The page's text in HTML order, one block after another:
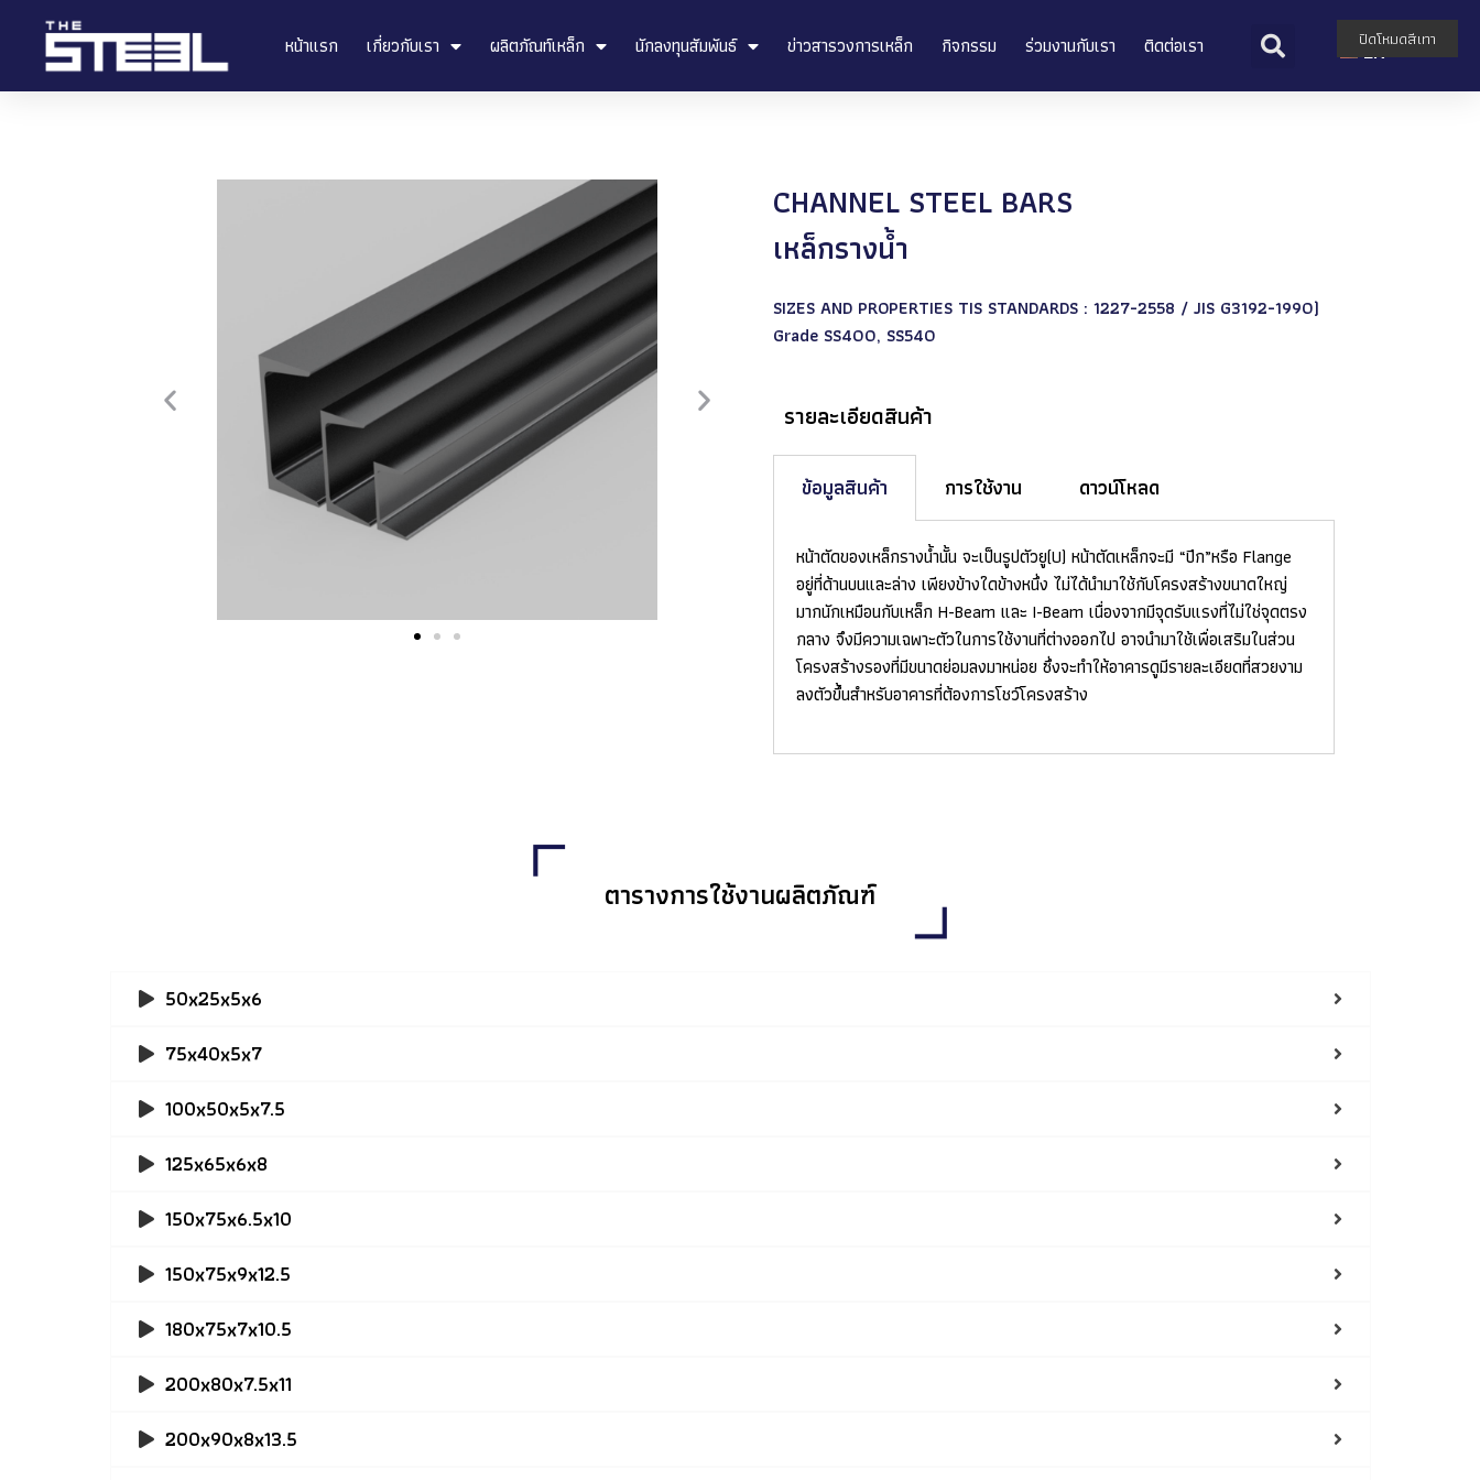
หน้าแรก เกี่ยวกับเรา ผลิตภัณท์เหล็ก นักลงทุนสัมพันธ์ ข่าวสารวงการเหล็ก กิจกรรม ร่วมงานกับเรา ติดต่อเรา
TH
CHANNEL STEEL BARS
เหล็กรางน้ำ
SIZES AND PROPERTIES TIS STANDARDS : 1227-2558 / JIS G3192-1990)
Grade SS400, SS540
รายละเอียดสินค้า
ข้อมูลสินค้า การใช้งาน ดาวน์โหลด
หน้าตัดของเหล็กรางน้ำนั้น จะเป็นรูปตัวยู(U) หน้าตัดเหล็กจะมี “ปีก”หรือ Flange
อยู่ที่ด้านบนและล่าง เพียงข้างใดข้างหนึ่ง ไม่ได้นำมาใช้กับโครงสร้างขนาดใหญ่
มากนักเหมือนกับเหล็ก H-Beam และ I-Beam เนื่องจากมีจุดรับแรงที่ไม่ใช่จุดตรง
กลาง จึงมีความเฉพาะตัวในการใช้งานที่ต่างออกไป อาจนำมาใช้เพื่อเสริมในส่วน
โครงสร้างรองที่มีขนาดย่อมลงมาหน่อย ซึ่งจะทำให้อาคารดูมีรายละเอียดที่สวยงาม
ลงตัวขึ้นสำหรับอาคารที่ต้องการโชว์โครงสร้าง
ตารางการใช้งานผลิตภัณฑ์
50x25x5x6
75x40x5x7
100x50x5x7.5
125x65x6x8
150x75x6.5x10
150x75x9x12.5
180x75x7x10.5
200x80x7.5x11
200x90x8x13.5
ปิดโหมดสีเทา